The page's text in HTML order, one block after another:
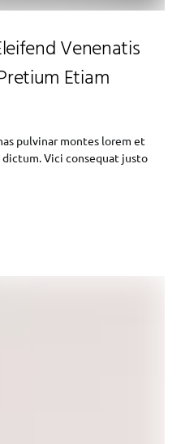
Venenatis
Etiam
pulvinar montes lorem et
Vici consequat justo